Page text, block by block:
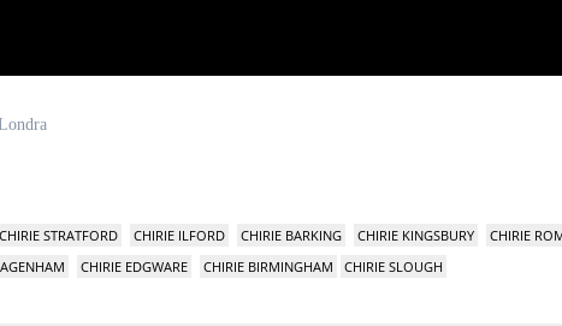
CHIRIE STRATFORD CHIRIE ILFORD CHIRIE BARKING CHIRIE KINGSBURY CHIRIE
CHIRIE EDGWARE CHIRIE BIRMINGHAM CHIRIE SLOUGH